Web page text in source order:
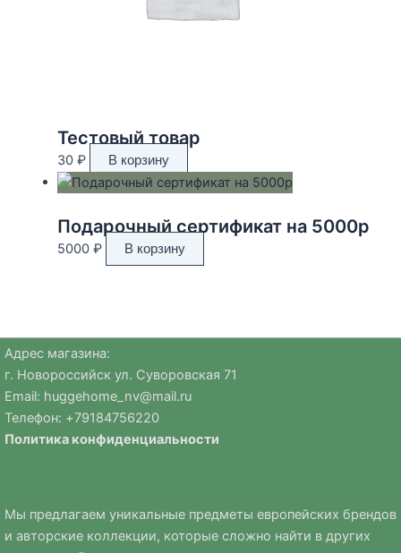
Тестовый товар
30 ₽ В корзину
Подарочный сертификат на 5000р
5000 ₽ В корзину
Адрес магазина:
г. Новороссийск ул. Суворовская 71
Email: huggehome_nv@mail.ru
Телефон: +79184756220
Политика конфиденциальности
Мы предлагаем уникальные предметы европейских брендов
и авторские коллекции, которые сложно найти в других